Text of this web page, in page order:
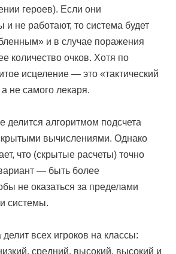
героев). Если они
и не работают, то система будет
и в случае поражения
количество очков. Хотя по
исцеление — это «тактический
а не самого лекаря.
делится алгоритмом подсчета
вычислениями. Однако
что (скрытые расчеты) точно
— быть более
не оказаться за пределами
системы.
всех игроков на классы:
средний, высокий, высокий и